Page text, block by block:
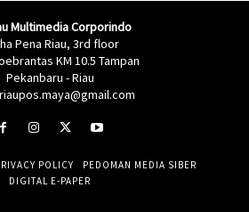
Multimedia Corporindo
Pena Riau, 3rd floor
KM 10.5 Tampan
Pekanbaru - Riau
POLICY
PEDOMAN MEDIA SIBER
DIGITAL E-PAPER